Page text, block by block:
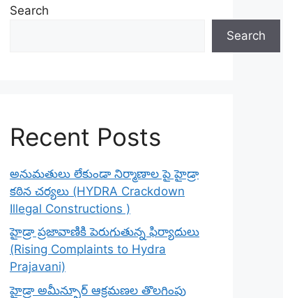
Search
Search
Recent Posts
అనుమతులు లేకుండా నిర్మాణాల పై హైడ్రా
కఠిన చర్యలు (HYDRA Crackdown
Illegal Constructions )
హైడ్రా ప్రజావాణికి పెరుగుతున్న ఫిర్యాదులు
(Rising Complaints to Hydra
Prajavani)
హైడ్రా అమీన్పూర్ ఆక్రమణల తొలగింపు